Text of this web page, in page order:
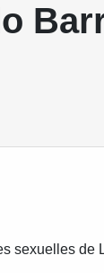
sexuelles de